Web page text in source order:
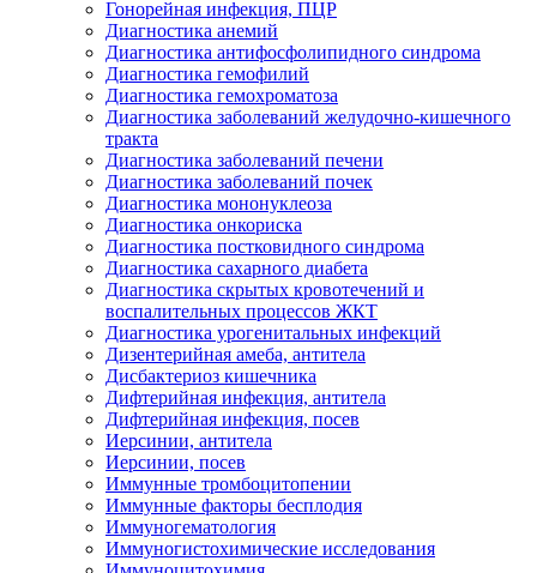
Гонорейная инфекция, ПЦР
Диагностика анемий
Диагностика антифосфолипидного синдрома
Диагностика гемофилий
Диагностика гемохроматоза
Диагностика заболеваний желудочно-кишечного
тракта
Диагностика заболеваний печени
Диагностика заболеваний почек
Диагностика мононуклеоза
Диагностика онкориска
Диагностика постковидного синдрома
Диагностика сахарного диабета
Диагностика скрытых кровотечений и
воспалительных процессов ЖКТ
Диагностика урогенитальных инфекций
Дизентерийная амеба, антитела
Дисбактериоз кишечника
Дифтерийная инфекция, антитела
Дифтерийная инфекция, посев
Иерсинии, антитела
Иерсинии, посев
Иммунные тромбоцитопении
Иммунные факторы бесплодия
Иммуногематология
Иммуногистохимические исследования